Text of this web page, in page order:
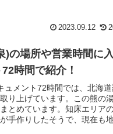
2023.09.12
)の場所や営業時間に
時間で紹介！
ュメント72時間では、北海道
り上げています。この熊の
とめています。知床エリア
手作りしたそうで、現在も地